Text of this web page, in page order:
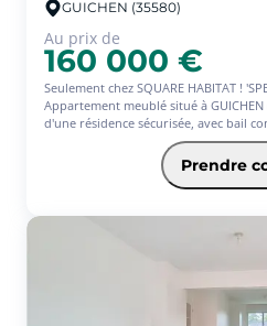
GUICHEN (35580)
Au prix de
160 000 €
Seulement chez SQUARE HABITAT !
Appartement meublé situé à
d'une résidence sécurisée, avec bail
garanti de 7656.43 TTC). Située à
environ 25 minutes de Rennes (35000).
T3 situé au 1er étage de cette
donnant sur balcon, une cuisine de
mezzanine. Place de parking privative
Loyer garantie via un bail
Gestion du logement totalement
général de la copropriété et de
Lots de copropriété : 188 lots dont 80
: 1 277.04. Garantie revente 7 ans et
Prendre